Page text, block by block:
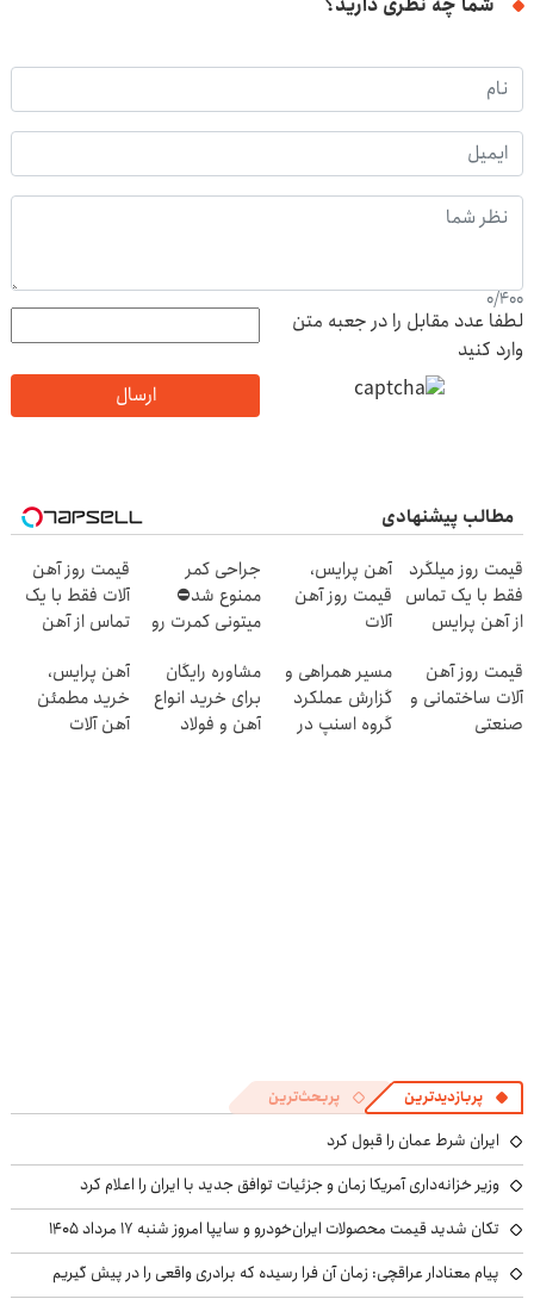
0/400
لطفا عدد مقابل را در جعبه متن
وارد کنید
ارسال
مطالب پیشنهادی
قیمت روز میلگرد
فقط با یک تماس
از آهن پرایس
آهن پرایس،
قیمت روز آهن
آلات
جراحی کمر
ممنوع شد⛔
میتونی کمرت رو
کنی! 👈🏻
پرسش‌نامه
قیمت روز آهن
آلات فقط با یک
تماس از آهن
قیمت روز آهن
آلات ساختمانی و
صنعتی
مسیر همراهی و
گزارش عملکرد
گروه اسنپ در
مشاوره رایگان
برای خرید انواع
آهن و فولاد
آهن پرایس،
خرید مطمئن
آهن آلات
پربازدیدترین پربحث‌ترین
ایران شرط عمان را قبول کرد
وزیر خزانه‌داری آمریکا زمان و جزئیات توافق جدید با ایران را اعلام کرد
تکان شدید قیمت محصولات ایران‌خودرو و سایپا امروز شنبه ۱۷ مرداد ۱۴۰۵
پیام معنادار عراقچی: زمان آن فرا رسیده که برادری واقعی را در پیش گیریم